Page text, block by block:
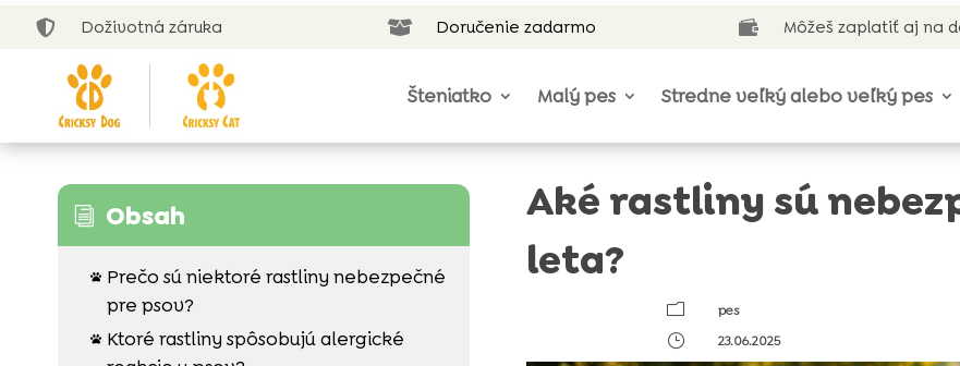
 Doživotná záruka  Doručenie zadarmo  Môžeš zaplatiť aj na
Šteniatko Malý pes Stredne veľký alebo veľký pes
i Obsah

Prečo sú niektoré rastliny nebezpečné
pre psov?

Ktoré rastliny spôsobujú alergické
Aké rastliny sú
leta?
m
pes
}
23.06.2025